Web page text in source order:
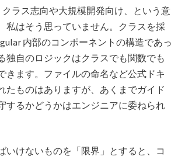
ラス志向や大規模開発向け、という意
私はそう思っていません。クラスを採
内部のコンポーネントの構造であっ
独自のロジックはクラスでも関数でも
きます。ファイルの命名など公式ドキ
たものはありますが、あくまでガイド
するかどうかはエンジニアに委ねられ
いけないものを「限界」とすると、コ